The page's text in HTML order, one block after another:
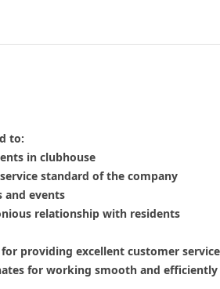
to:
in clubhouse
standard of the company
and events
relationship with residents
providing excellent customer
for working smooth and efficiently